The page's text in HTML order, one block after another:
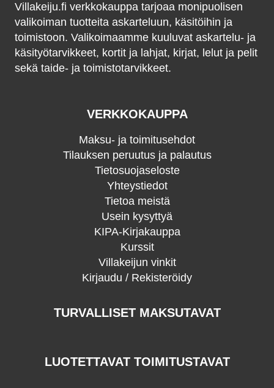
Villakeiju.fi verkkokauppa tarjoaa monipuolisen
valikoiman tuotteita askarteluun, käsitöihin ja
toimistoon. Valikoimaamme kuuluvat askartelu- ja
käsityötarvikkeet, kortit ja lahjat, kirjat, lelut ja pelit
sekä taide- ja toimistotarvikkeet.
VERKKOKAUPPA
Maksu- ja toimitusehdot
Tilauksen peruutus ja palautus
Tietosuojaseloste
Yhteystiedot
Tietoa meistä
Usein kysyttyä
KIPA-Kirjakauppa
Kurssit
Villakeijun vinkit
Kirjaudu / Rekisteröidy
TURVALLISET MAKSUTAVAT
LUOTETTAVAT TOIMITUSTAVAT